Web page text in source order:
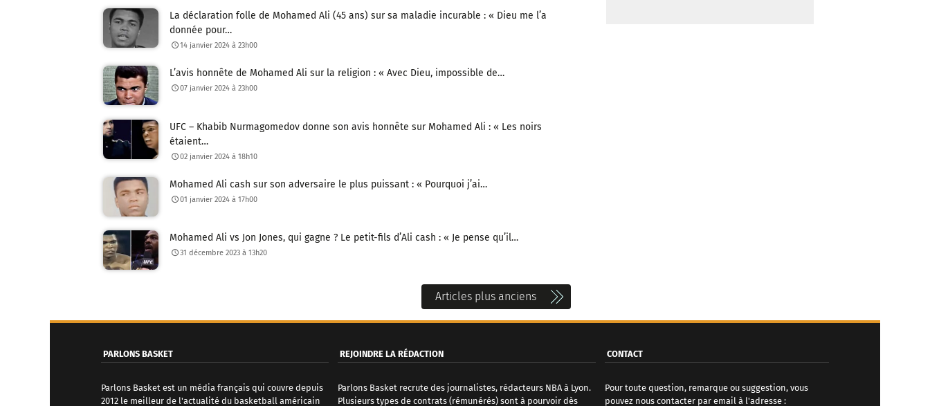
La déclaration folle de Mohamed Ali (45 ans) sur sa maladie incurable : « Dieu me l’a
donnée pour…
14 janvier 2024 à 23h00
L’avis honnête de Mohamed Ali sur la religion : « Avec Dieu, impossible de…
07 janvier 2024 à 23h00
UFC – Khabib Nurmagomedov donne son avis honnête sur Mohamed Ali : « Les noirs
étaient…
02 janvier 2024 à 18h10
Mohamed Ali cash sur son adversaire le plus puissant : « Pourquoi j’ai…
01 janvier 2024 à 17h00
Mohamed Ali vs Jon Jones, qui gagne ? Le petit-fils d’Ali cash : « Je pense qu’il…
31 décembre 2023 à 13h20
a
v
g
Articles plus anciens
PARLONS BASKET
Parlons Basket est un média français qui couvre depuis
2012 le meilleur de l'actualité du basketball américain
REJOINDRE LA RÉDACTION
Parlons Basket recrute des journalistes, rédacteurs NBA à Lyon.
Plusieurs types de contrats (rémunérés) sont à pourvoir dès
CONTACT
Pour toute question, remarque ou suggestion, vous
pouvez nous contacter par email à l'adresse :